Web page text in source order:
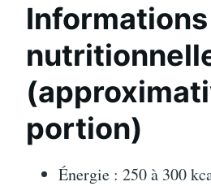
Informations
portion)
Énergie : 250 à 300